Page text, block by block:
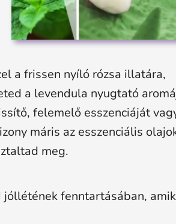
a frissen nyíló rózsa illatára,
a levendula nyugtató
felemelő esszenciáját
máris az esszenciális
meg.
jóllétének fenntartásában,